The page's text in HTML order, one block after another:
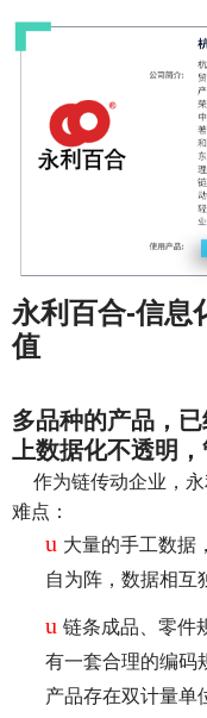
永利百合-信息
值
多品种的产品，
上数据化不透明，
作为链传动企业，
难点：
u 大量的手工数据
自为阵，数据相互
u 链条成品、零件
有一套合理的编码
产品存在双计量单